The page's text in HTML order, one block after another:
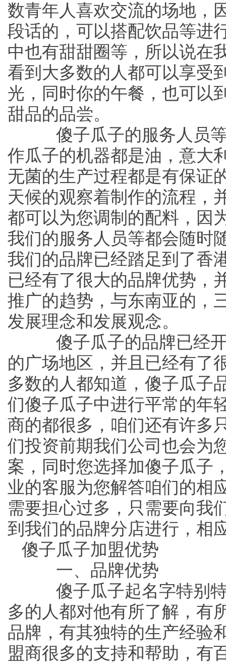
数青年人喜欢交流的场地，
段话的，可以搭配饮品等进
中也有甜甜圈等，所以说在
看到大多数的人都可以享受
光，同时你的午餐，也可以
甜品的品尝。
傻子瓜子的服务人员等
作瓜子的机器都是油，意大
无菌的生产过程都是有保证
天候的观察着制作的流程，
都可以为您调制的配料，因
我们的服务人员等都会随时
我们的品牌已经踏足到了香
已经有了很大的品牌优势，
推广的趋势，与东南亚的，
发展理念和发展观念。
傻子瓜子的品牌已经开
的广场地区，并且已经有了
多数的人都知道，傻子瓜子
们傻子瓜子中进行平常的年
商的都很多，咱们还有许多
们投资前期我们公司也会为
案，同时您选择加傻子瓜子
业的客服为您解答咱们的相
需要担心过多，只需要向我
到我们的品牌分店进行，相
傻子瓜子加盟优势
一、品牌优势
傻子瓜子起名字特别特
多的人都对他有所了解，有
品牌，有其独特的生产经验
盟商很多的支持和帮助，有